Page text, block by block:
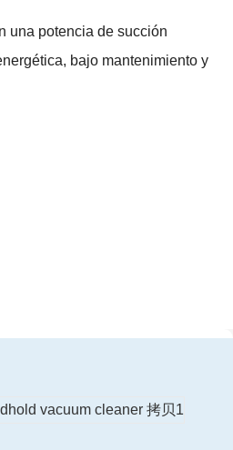
una potencia de succión
bajo mantenimiento y